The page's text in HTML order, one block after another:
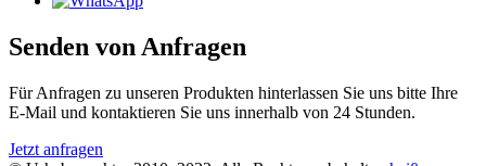
Senden von Anfragen
Für Anfragen zu unseren Produkten hinterlassen Sie uns bitte Ihre
E-Mail und kontaktieren Sie uns innerhalb von 24 Stunden.
Jetzt anfragen